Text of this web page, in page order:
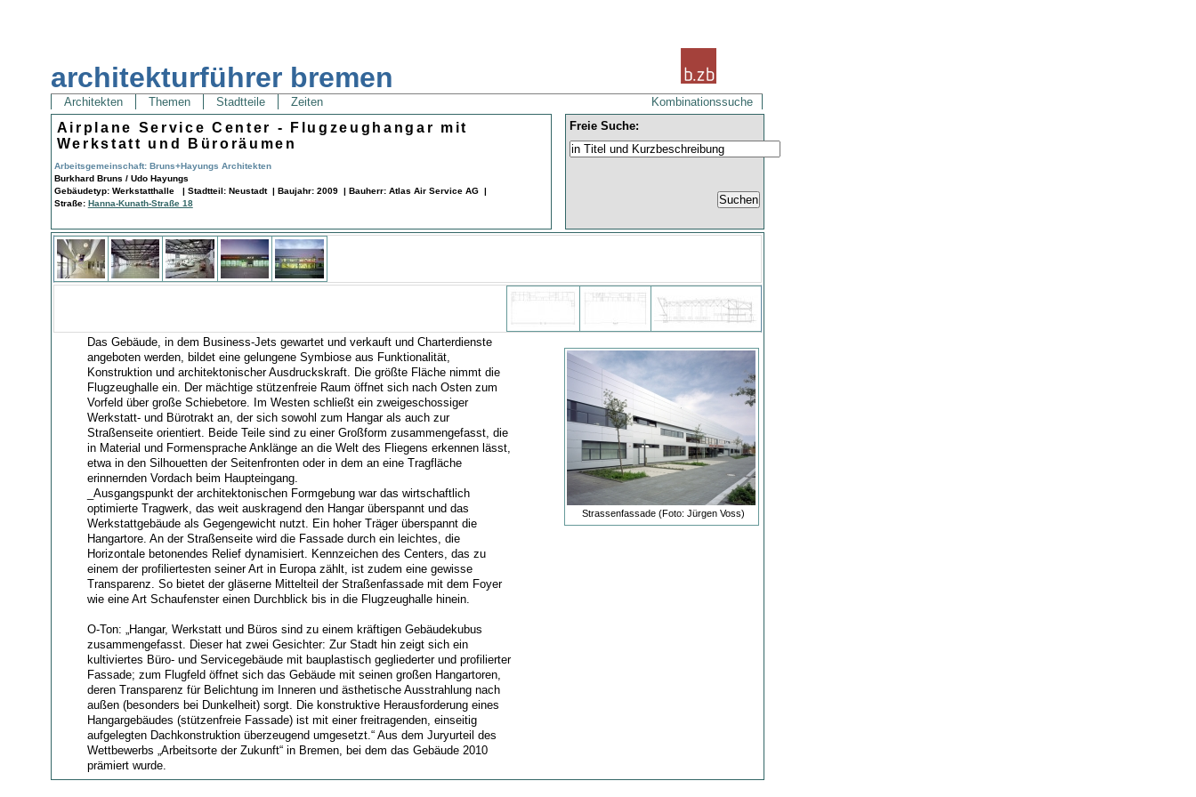
architekturführer bremen
Architekten Themen Stadtteile Zeiten Kombinationssuche
Airplane Service Center - Flugzeughangar mit
Werkstatt und Büroräumen
Arbeitsgemeinschaft: Bruns+Hayungs Architekten
Burkhard Bruns / Udo Hayungs
Gebäudetyp: Werkstatthalle | Stadtteil: Neustadt | Baujahr: 2009 | Bauherr: Atlas Air Service AG |
Straße: Hanna-Kunath-Straße 18
Freie Suche:
Strassenfassade (Foto: Jürgen Voss)
Das Gebäude, in dem Business-Jets gewartet und verkauft und Charterdienste
angeboten werden, bildet eine gelungene Symbiose aus Funktionalität,
Konstruktion und architektonischer Ausdruckskraft. Die größte Fläche nimmt die
Flugzeughalle ein. Der mächtige stützenfreie Raum öffnet sich nach Osten zum
Vorfeld über große Schiebetore. Im Westen schließt ein zweigeschossiger
Werkstatt- und Bürotrakt an, der sich sowohl zum Hangar als auch zur
Straßenseite orientiert. Beide Teile sind zu einer Großform zusammengefasst, die
in Material und Formensprache Anklänge an die Welt des Fliegens erkennen lässt,
etwa in den Silhouetten der Seitenfronten oder in dem an eine Tragfläche
erinnernden Vordach beim Haupteingang.
_Ausgangspunkt der architektonischen Formgebung war das wirtschaftlich
optimierte Tragwerk, das weit auskragend den Hangar überspannt und das
Werkstattgebäude als Gegengewicht nutzt. Ein hoher Träger überspannt die
Hangartore. An der Straßenseite wird die Fassade durch ein leichtes, die
Horizontale betonendes Relief dynamisiert. Kennzeichen des Centers, das zu
einem der profiliertesten seiner Art in Europa zählt, ist zudem eine gewisse
Transparenz. So bietet der gläserne Mittelteil der Straßenfassade mit dem Foyer
wie eine Art Schaufenster einen Durchblick bis in die Flugzeughalle hinein.
O-Ton: „Hangar, Werkstatt und Büros sind zu einem kräftigen Gebäudekubus
zusammengefasst. Dieser hat zwei Gesichter: Zur Stadt hin zeigt sich ein
kultiviertes Büro- und Servicegebäude mit bauplastisch gegliederter und profilierter
Fassade; zum Flugfeld öffnet sich das Gebäude mit seinen großen Hangartoren,
deren Transparenz für Belichtung im Inneren und ästhetische Ausstrahlung nach
außen (besonders bei Dunkelheit) sorgt. Die konstruktive Herausforderung eines
Hangargebäudes (stützenfreie Fassade) ist mit einer freitragenden, einseitig
aufgelegten Dachkonstruktion überzeugend umgesetzt.“ Aus dem Juryurteil des
Wettbewerbs „Arbeitsorte der Zukunft“ in Bremen, bei dem das Gebäude 2010
prämiert wurde.